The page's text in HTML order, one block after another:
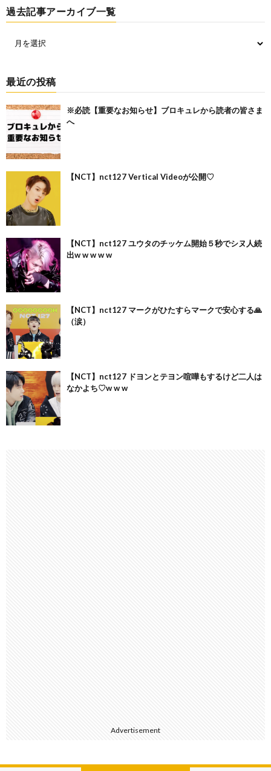
過去記事アーカイブ一覧
最近の投稿
※必読【重要なお知らせ】ブロキュレから読者の皆さま
へ
【NCT】nct127 Vertical Videoが公開♡
【NCT】nct127 ユウタのチッケム開始５秒でシヌ人続
出w w w w w
【NCT】nct127 マークがひたすらマークで安心する🙏
（涙）
【NCT】nct127 ドヨンとテヨン喧嘩もするけど二人は
なかよち♡w w w
Advertisement